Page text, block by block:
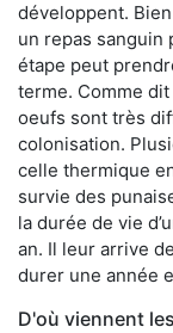
développent.
un repas sanguin
étape peut
terme. Comme
oeufs sont très
colonisation.
celle thermique
survie des
la durée de vie
an. Il leur arrive
durer une année
D'où viennent